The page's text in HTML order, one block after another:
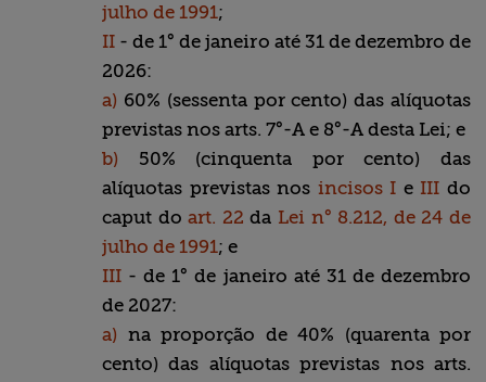
julho de 1991;
II - de 1° de janeiro até 31 de dezembro de
2026:
a) 60% (sessenta por cento) das alíquotas
previstas nos arts. 7°-A e 8°-A desta Lei; e
b) 50% (cinquenta por cento) das
alíquotas previstas nos incisos I e III do
caput doart. 22 da Lei n° 8.212, de 24 de
julho de 1991; e
III - de 1° de janeiro até 31 de dezembro
de 2027:
a) na proporção de 40% (quarenta por
cento) das alíquotas previstas nos arts.